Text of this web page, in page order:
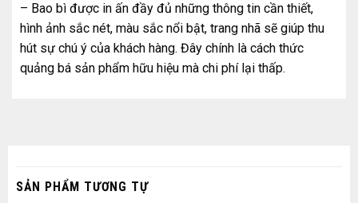
– Bao bì được in ấn đầy đủ những thông tin cần thiết,
hình ảnh sắc nét, màu sắc nổi bật, trang nhã sẽ giúp thu
hút sự chú ý của khách hàng. Đây chính là cách thức
quảng bá sản phẩm hữu hiệu mà chi phí lại thấp.
SẢN PHẨM TƯƠNG TỰ